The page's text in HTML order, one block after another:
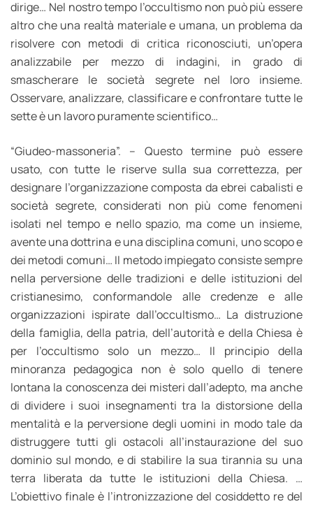
dirige… Nel nostro tempo l’occultismo non può più essere
altro che una realtà materiale e umana, un problema da
risolvere con metodi di critica riconosciuti, un’opera
analizzabile per mezzo di indagini, in grado di
smascherare le società segrete nel loro insieme.
Osservare, analizzare, classificare e confrontare tutte le
sette è un lavoro puramente scientifico…
“Giudeo-massoneria”. – Questo termine può essere
usato, con tutte le riserve sulla sua correttezza, per
designare l’organizzazione composta da ebrei cabalisti e
società segrete, considerati non più come fenomeni
isolati nel tempo e nello spazio, ma come un insieme,
avente una dottrina e una disciplina comuni, uno scopo e
dei metodi comuni… Il metodo impiegato consiste sempre
nella perversione delle tradizioni e delle istituzioni del
cristianesimo, conformandole alle credenze e alle
organizzazioni ispirate dall’occultismo… La distruzione
della famiglia, della patria, dell’autorità e della Chiesa è
per l’occultismo solo un mezzo… Il principio della
minoranza pedagogica non è solo quello di tenere
lontana la conoscenza dei misteri dall’adepto, ma anche
di dividere i suoi insegnamenti tra la distorsione della
mentalità e la perversione degli uomini in modo tale da
distruggere tutti gli ostacoli all’instaurazione del suo
dominio sul mondo, e di stabilire la sua tirannia su una
terra liberata da tutte le istituzioni della Chiesa. …
L’obiettivo finale è l’intronizzazione del cosiddetto re del